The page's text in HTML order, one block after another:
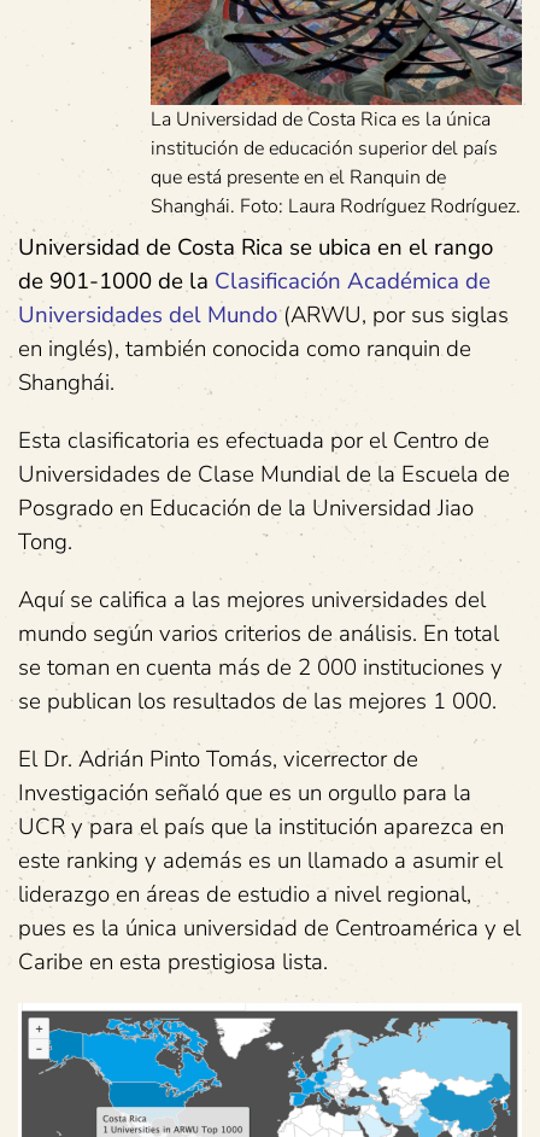
La Universidad de Costa Rica es la única
institución de educación superior del país
que está presente en el Ranquin de
Shanghái. Foto: Laura Rodríguez Rodríguez.
Universidad de Costa Rica se ubica en el rango
de 901-1000 de la Clasificación Académica de
Universidades del Mundo(ARWU, por sus siglas
en inglés), también conocida como ranquin de
Shanghái.
Esta clasificatoria es efectuada por el Centro de
Universidades de Clase Mundial de la Escuela de
Posgrado en Educación de la Universidad Jiao
Tong.
Aquí se califica a las mejores universidades del
mundo según varios criterios de análisis. En total
se toman en cuenta más de 2 000 instituciones y
se publican los resultados de las mejores 1 000.
El Dr. Adrián Pinto Tomás, vicerrector de
Investigación señaló que es un orgullo para la
UCR y para el país que la institución aparezca en
este ranking y además es un llamado a asumir el
liderazgo en áreas de estudio a nivel regional,
pues es la única universidad de Centroamérica y el
Caribe en esta prestigiosa lista.